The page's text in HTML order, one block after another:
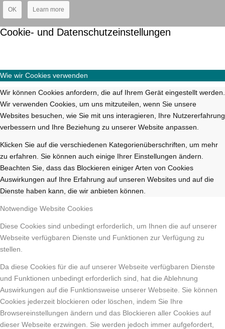
OK Learn more
Cookie- und Datenschutzeinstellungen
Wie wir Cookies verwenden
Wir können Cookies anfordern, die auf Ihrem Gerät eingestellt werden.
Wir verwenden Cookies, um uns mitzuteilen, wenn Sie unsere
Websites besuchen, wie Sie mit uns interagieren, Ihre Nutzererfahrung
verbessern und Ihre Beziehung zu unserer Website anpassen.
Klicken Sie auf die verschiedenen Kategorienüberschriften, um mehr
zu erfahren. Sie können auch einige Ihrer Einstellungen ändern.
Beachten Sie, dass das Blockieren einiger Arten von Cookies
Auswirkungen auf Ihre Erfahrung auf unseren Websites und auf die
Dienste haben kann, die wir anbieten können.
Notwendige Website Cookies
Diese Cookies sind unbedingt erforderlich, um Ihnen die auf unserer
Webseite verfügbaren Dienste und Funktionen zur Verfügung zu
stellen.
Da diese Cookies für die auf unserer Webseite verfügbaren Dienste
und Funktionen unbedingt erforderlich sind, hat die Ablehnung
Auswirkungen auf die Funktionsweise unserer Webseite. Sie können
Cookies jederzeit blockieren oder löschen, indem Sie Ihre
Browsereinstellungen ändern und das Blockieren aller Cookies auf
dieser Webseite erzwingen. Sie werden jedoch immer aufgefordert,